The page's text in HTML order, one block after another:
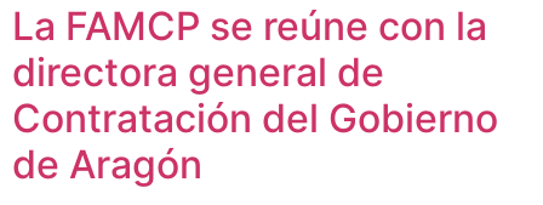
La FAMCP se reúne con la
directora general de
Contratación del Gobierno
de Aragón